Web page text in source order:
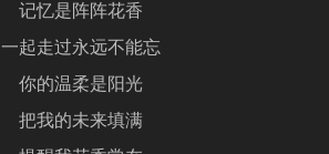
记忆是阵阵花香
一起走过永远不能忘
你的温柔是阳光
把我的未来填满